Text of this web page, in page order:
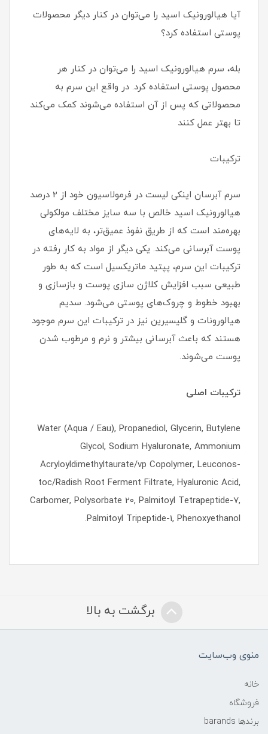
آیا هیالورونیک اسید را می‌توان در کنار دیگر محصولات
پوستی استفاده کرد؟
بله، سرم هیالورونیک اسید را می‌توان در کنار هر
محصول پوستی استفاده کرد. در واقع این سرم به
محصولاتی که پس از آن استفاده می‌شوند کمک می‌کند
تا بهتر عمل کنند
ترکیبات
سرم آبرسان اینکی لیست در فرمولاسیون خود از 2 درصد
هیالورونیک اسید خالص با سه سایز مختلف مولکولی
بهره‌مند است که از طریق نفوذ عمیق‌تر، به لایه‌های
پوست آبرسانی می‌کند. یکی دیگر از مواد به کار رفته در
ترکیبات این سرم، پپتید ماتریکسیل است که به طور
طبیعی سبب افزایش کلاژن سازی پوست و بازسازی و
بهبود خطوط و چروک‌های پوستی می‌شود. سدیم
هیالورونات و گلیسیرین نیز در ترکیبات این سرم موجود
هستند که باعث آبرسانی بیشتر و نرم و مرطوب شدن
پوست می‌شوند.
ترکیبات اصلی
Water (Aqua / Eau), Propanediol, Glycerin, Butylene
Glycol, Sodium Hyaluronate, Ammonium
Acryloyldimethyltaurate/vp Copolymer, Leuconos-
toc/Radish Root Ferment Filtrate, Hyaluronic Acid,
Carbomer, Polysorbate 20, Palmitoyl Tetrapeptide-7,
Palmitoyl Tripeptide-1, Phenoxyethanol.
برگشت به بالا
منوی وب‌سایت
خانه
فروشگاه
برندها barands